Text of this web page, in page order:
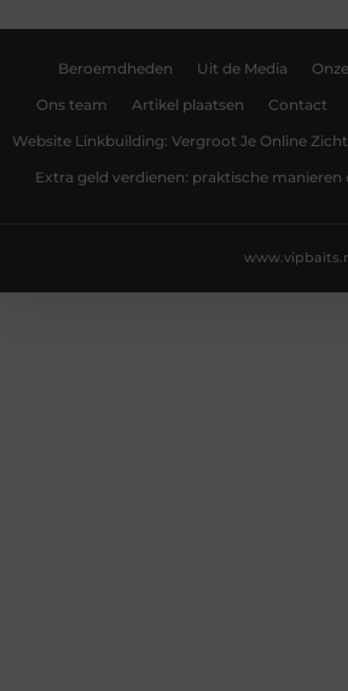
Beroemdheden Uit de Media
Ons team Artikel plaatsen Contact
Website Linkbuilding: Vergroot Je Online
Extra geld verdienen: praktische